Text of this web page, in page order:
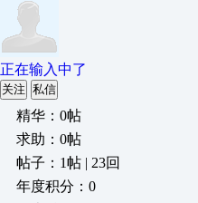
正在输入中了
关注 私信
精华：0帖
求助：0帖
帖子：1帖 | 23回
年度积分：0